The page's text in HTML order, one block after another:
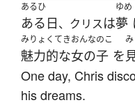
あるひ
ある日、クリスは
ゆめ
夢
みりょくてき
魅力的な
おんなのこ
女の子 を
み
One day, Chris
his dreams.